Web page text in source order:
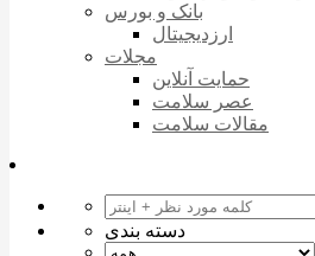
بانک و بورس
ارزدیجیتال
مجلات
حمایت آنلاین
عصر سلامت
مقالات سلامت
دسته بندی